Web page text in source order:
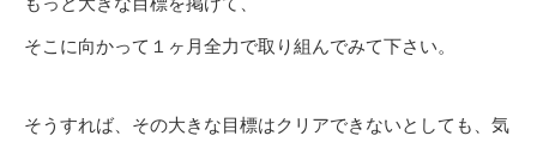
そこに向かって１ヶ月全力で取り組んでみて下さい。
そうすれば、その大きな目標はクリアできないとしても、気